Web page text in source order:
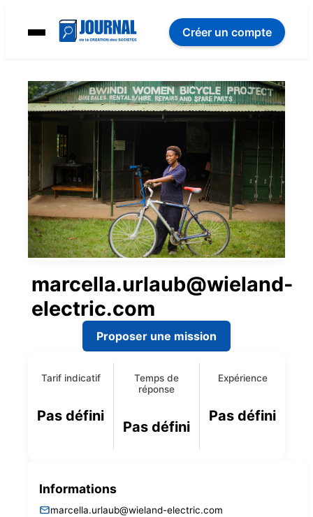
Créer un compte
marcella.urlaub@wieland-
electric.com
Proposer une mission
Tarif indicatif
Pas défini
Temps de
réponse
Pas défini
Expérience
Pas défini
Informations
marcella.urlaub@wieland-electric.com